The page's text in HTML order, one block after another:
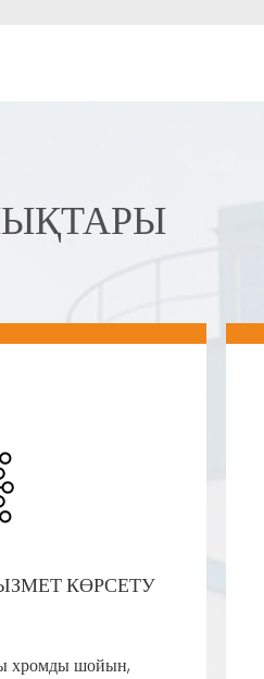
КӨРСЕТУ
хромды шойын,